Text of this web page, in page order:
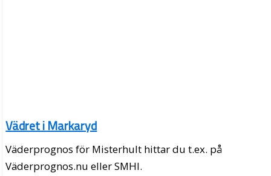
Vädret i Markaryd
Väderprognos för Misterhult hittar du t.ex. på
Väderprognos.nu eller SMHI.